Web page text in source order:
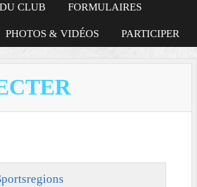
CLUB FORMULAIRES
PHOTOS & VIDÉOS PARTICIPER